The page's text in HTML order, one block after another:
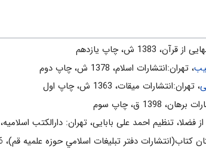
را اين گونه ترسيم كرده است:
نيست، آنچه در تمام عمر
1383 ش، چاپ يازدهم
، تهران:انتشارات اسلام‌، 1378 ش‌، چاپ دوم‌
، تهران:انتشارات ميقات، 1363 ش، چاپ اول
1398 ق، چاپ سوم
تنظیم احمد علی بابایی، تهران: دارالکتب اسلامیه، ۱۳۸۶ش
كتاب(انتشارات دفتر تبليغات اسلامي حوزه علميه قم)، 1386 ش‌، چاپ پنجم‌